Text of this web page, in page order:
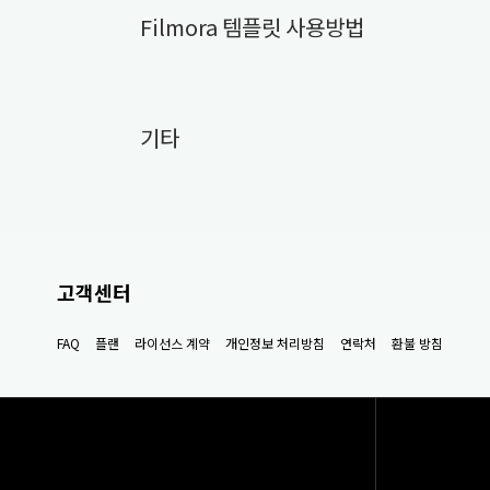
Filmora 템플릿 사용방법
기타
고객센터
FAQ 플랜 라이선스 계약 개인정보 처리방침 연락처 환불 방침